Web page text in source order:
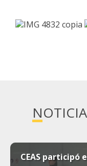
CEAS participó